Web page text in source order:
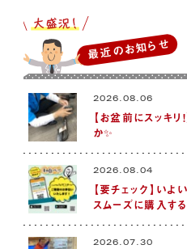
最近のお知らせ
2026.08.06
【お盆前にスッキ
か✨
2026.08.04
【要チェック】いよ
スムーズに購入する
2026.07.30